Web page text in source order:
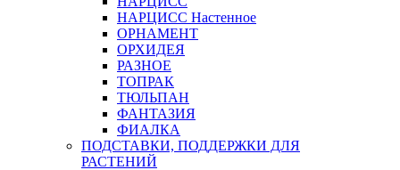
НАРЦИСС Настенное
ОРНАМЕНТ
ОРХИДЕЯ
РАЗНОЕ
ТОПРАК
ТЮЛЬПАН
ФАНТАЗИЯ
ФИАЛКА
ПОДСТАВКИ, ПОДДЕРЖКИ ДЛЯ
РАСТЕНИЙ